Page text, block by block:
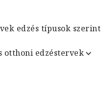
edzés típusok szerint
otthoni edzéstervek